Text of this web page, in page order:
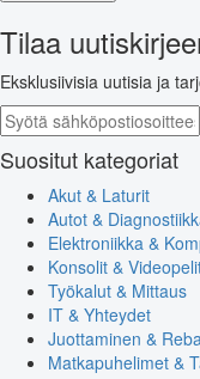
Tilaa
Eksklusiivisia uutisia ja
Suositut kategoriat
Akut & Laturit
Autot &
Elektroniikka &
Konsolit &
Työkalut & Mittaus
IT & Yhteydet
Juottaminen &
Matkapuhelimet &